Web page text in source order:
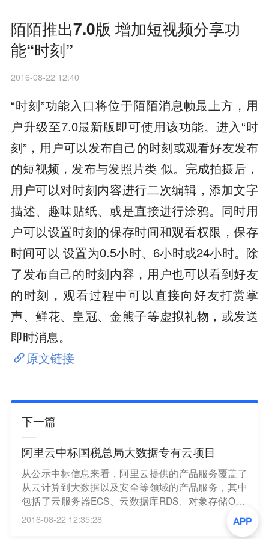
陌陌推出7.0版 增加短视频分享功
能“时刻”
2016-08-22 12:40
“时刻”功能入口将位于陌陌消息帧最上方，用
户升级至7.0最新版即可使用该功能。进入“时
刻”，用户可以发布自己的时刻或观看好友发布
的短视频，发布与发照片类 似。完成拍摄后，
用户可以对时刻内容进行二次编辑，添加文字
描述、趣味贴纸、或是直接进行涂鸦。同时用
户可以设置时刻的保存时间和观看权限，保存
时间可以 设置为0.5小时、6小时或24小时。除
了发布自己的时刻内容，用户也可以看到好友
的时刻，观看过程中可以直接向好友打赏掌
声、鲜花、皇冠、金熊子等虚拟礼物，或发送
即时消息。
原文链接
下一篇
阿里云中标国税总局大数据专有云项目
从公示中标信息来看，阿里云提供的产品服务覆盖了
从云计算到大数据以及安全等领域的产品服务，其中
包括了云服务器ECS、云数据库RDS、对象存储OSS
以及大数据计算、流计算、数据可视化、云盾等10余
种产品服务。2015年5月，阿里云曾中标海关“金关工
2016-08-22 12:35:28